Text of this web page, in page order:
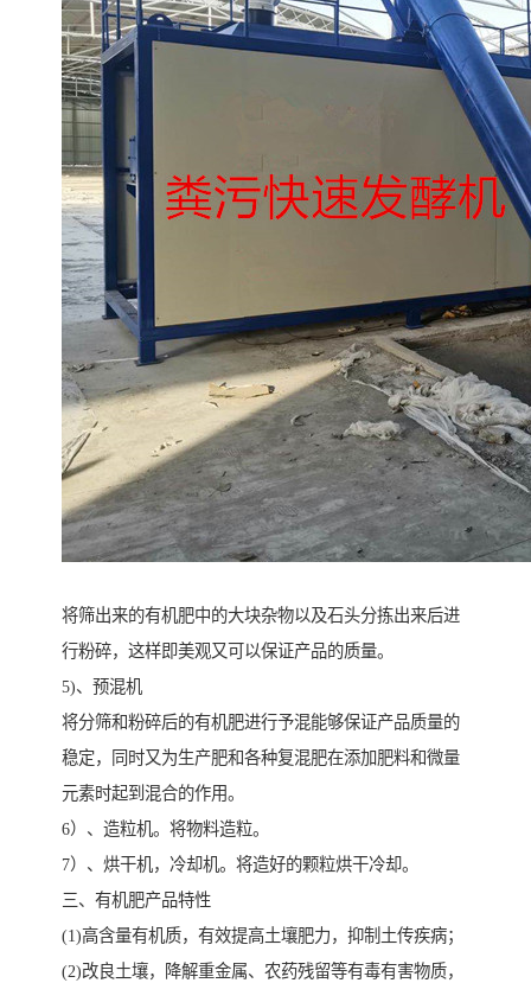
将筛出来的有机肥中的大块杂物以及石头分拣出来后进
行粉碎，这样即美观又可以保证产品的质量。
5)、预混机
将分筛和粉碎后的有机肥进行予混能够保证产品质量的
稳定，同时又为生产肥和各种复混肥在添加肥料和微量
元素时起到混合的作用。
6）、造粒机。将物料造粒。
7）、烘干机，冷却机。将造好的颗粒烘干冷却。
三、有机肥产品特性
(1)高含量有机质，有效提高土壤肥力，抑制土传疾病；
(2)改良土壤，降解重金属、农药残留等有毒有害物质，